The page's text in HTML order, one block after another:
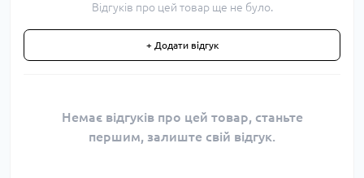
Відгуків про цей товар ще не було.
+ Додати відгук
Немає відгуків про цей товар, станьте
першим, залиште свій відгук.